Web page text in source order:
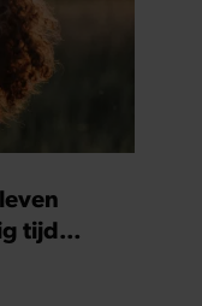
tijd